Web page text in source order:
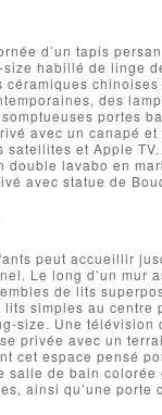
d’un tapis
size habillé de linge
céramiques
des
portes
avec un canapé
satellites et Apple
double lavabo en
avec statue de
peut accueillir
Le long d’un mur
de lits
lits simples au centre
size. Une télévision
privée avec un
cet espace pensé
salle de bain colorée
ainsi qu’une porte